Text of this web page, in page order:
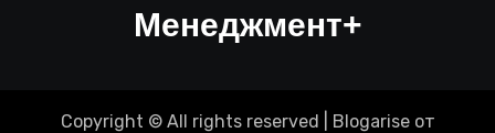
Менеджмент+
Copyright © All rights reserved Blogariseот